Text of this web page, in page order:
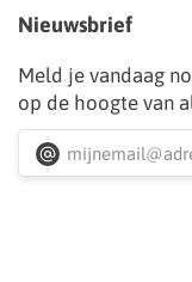
Nieuwsbrief
Meld je vandaag
op de hoogte van